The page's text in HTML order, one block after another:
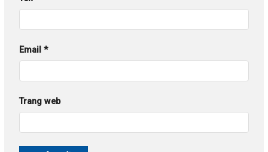
Email *
Trang web